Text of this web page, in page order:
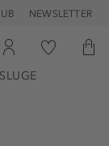
NEWSLETTER